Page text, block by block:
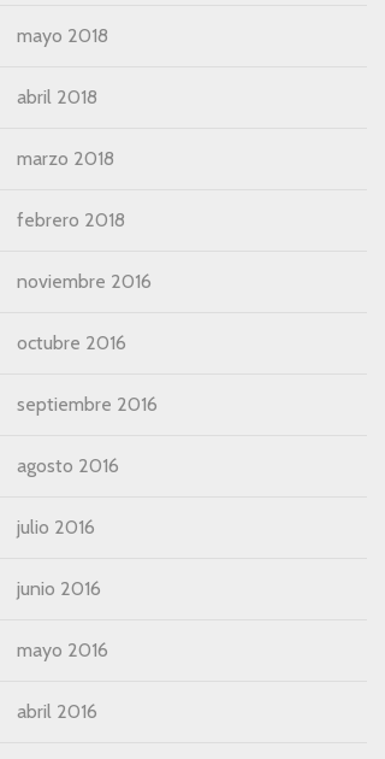
mayo 2018
abril 2018
marzo 2018
febrero 2018
noviembre 2016
octubre 2016
septiembre 2016
agosto 2016
julio 2016
junio 2016
mayo 2016
abril 2016